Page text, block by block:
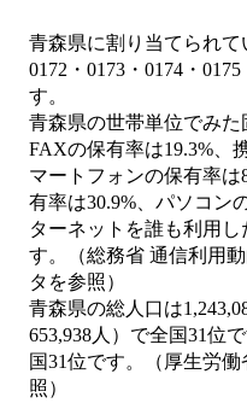
青森県に割り当てられて
0172・0173・0174・
す。
青森県の世帯単位でみた
FAXの保有率は19.3%、
マートフォンの保有率は
有率は30.9%、パソコン
ターネットを誰も利用
す。（総務省 通信利用
タを参照）
青森県の総人口は
653,938人）で全国31位
国31位です。（厚生労
照）